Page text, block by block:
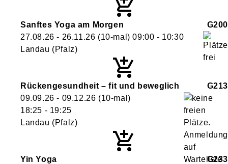
Sanftes Yoga am Morgen
G200
27.08.26 - 26.11.26 (10-mal)09:00 - 10:30
Landau (Pfalz)
Rückengesundheit – fit und beweglich
G213
09.09.26 - 09.12.26 (10-mal)
18:25 - 19:25
Landau (Pfalz)
Yin Yoga
G233